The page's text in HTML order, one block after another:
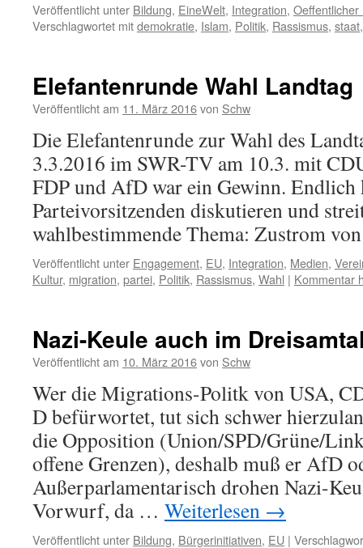
Veröffentlicht unter Bildung, EineWelt, Integration, Oeffentlicher
Verschlagwortet mitdemokratie, Islam, Politik, Rassismus, staat
Elefantenrunde Wahl Landtag
Veröffentlicht am 11. März 2016von Schw
Die Elefantenrunde zur Wahl des
3.3.2016 im SWR-TV am 10.3. mit
FDP und AfD war ein Gewinn. Endlich
Parteivorsitzenden diskutieren und
wahlbestimmende Thema: Zustrom
Veröffentlicht unter Engagement, EU, Integration, Medien,
Kultur, migration, partei, Politik, Rassismus, Wahl | Kommentar
Nazi-Keule auch im
Veröffentlicht am 10. März 2016von Schw
Wer die Migrations-Politk von USA,
D befürwortet, tut sich schwer
die Opposition (Union/SPD/Grüne/
offene Grenzen), deshalb muß er AfD
Außerparlamentarisch drohen Nazi-
Vorwurf, da … Weiterlesen →
Veröffentlicht unter Bildung, Bürgerinitiativen, EU |